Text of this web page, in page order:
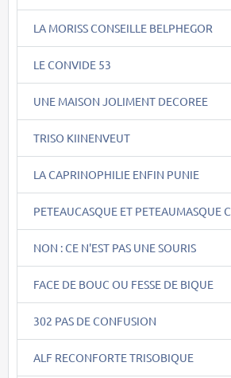
LA MORISS CONSEILLE BELPHEGOR
LE CONVIDE 53
UNE MAISON JOLIMENT DECOREE
TRISO KIINENVEUT
LA CAPRINOPHILIE ENFIN PUNIE
PETEAUCASQUE ET PETEAUMASQUE C
NON : CE N'EST PAS UNE SOURIS
FACE DE BOUC OU FESSE DE BIQUE
302 PAS DE CONFUSION
ALF RECONFORTE TRISOBIQUE